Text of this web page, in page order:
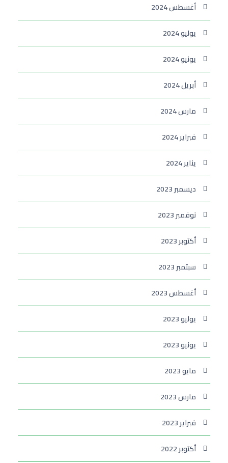
أغسطس 2024
يوليو 2024
يونيو 2024
أبريل 2024
مارس 2024
فبراير 2024
يناير 2024
ديسمبر 2023
نوفمبر 2023
أكتوبر 2023
سبتمبر 2023
أغسطس 2023
يوليو 2023
يونيو 2023
مايو 2023
مارس 2023
فبراير 2023
أكتوبر 2022